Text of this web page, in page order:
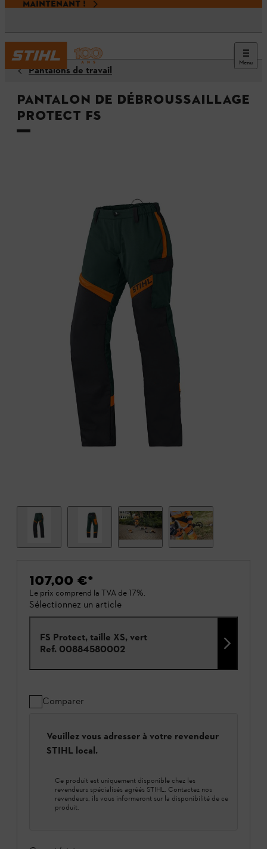
MAINTENANT !
Menu
Pantalons de travail
Pantalon de débroussaillage
Protect FS
107,00 €*
Le prix comprend la TVA de 17%.
Sélectionnez un article
FS Protect, taille XS, vert
Ref. 00884580002
Comparer
Veuillez vous adresser à votre revendeur
STIHL local.
Ce produit est uniquement disponible chez les
revendeurs spécialisés agréés STIHL. Contactez nos
revendeurs, ils vous informeront sur la disponibilité de ce
produit.